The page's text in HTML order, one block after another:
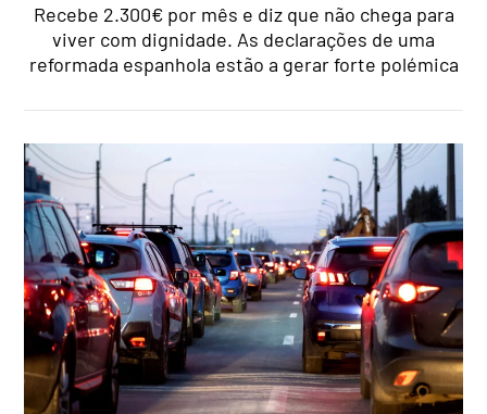
Recebe 2.300€ por mês e diz que não chega para
viver com dignidade. As declarações de uma
reformada espanhola estão a gerar forte polémica